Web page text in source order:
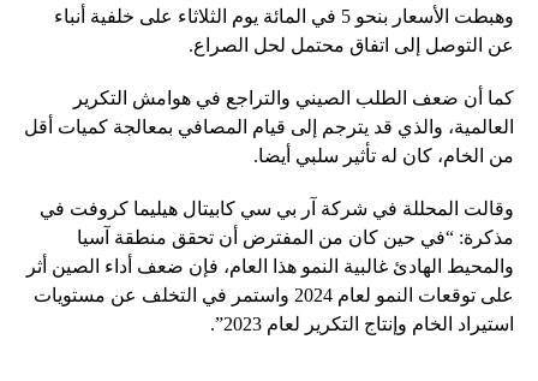
وهبطت الأسعار بنحو 5 في المائة يوم الثلاثاء على خلفية أنباء
عن التوصل إلى اتفاق محتمل لحل الصراع.
كما أن ضعف الطلب الصيني والتراجع في هوامش التكرير
العالمية، والذي قد يترجم إلى قيام المصافي بمعالجة كميات أقل
من الخام، كان له تأثير سلبي أيضا.
وقالت المحللة في شركة آر بي سي كابيتال هيليما كروفت في
مذكرة: “في حين كان من المفترض أن تحقق منطقة آسيا
والمحيط الهادئ غالبية النمو هذا العام، فإن ضعف أداء الصين أثر
على توقعات النمو لعام 2024 واستمر في التخلف عن مستويات
استيراد الخام وإنتاج التكرير لعام 2023”.